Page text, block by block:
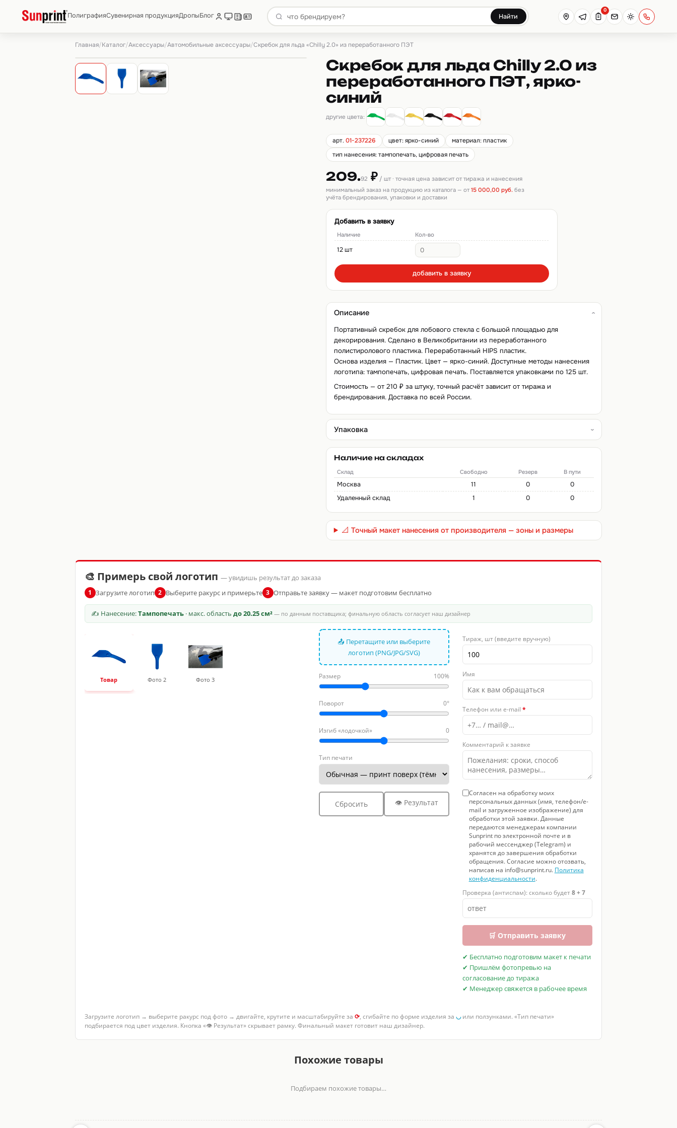
ПолиграфияСувенирная продукцияДропыБлог Найти
0
Главная/Каталог/Аксессуары/Автомобильные аксессуары/Скребок для льда «Chilly 2.0» из переработанного ПЭТ
Скребок для льда Chilly 2.0 из
переработанного ПЭТ, ярко-
синий
другие цвета:
арт.01-237226 цвет: ярко-синий
материал: пластик
тип нанесения: тампопечать, цифровая печать
209.92 ₽ / шт · точная цена зависит от тиража и нанесения
минимальный заказ на продукцию из каталога — от15 000,00 руб. без
учёта брендирования, упаковки и доставки
Добавить в заявку
Наличие Кол-во
12 шт
добавить в заявку
Описание
Портативный скребок для лобового стекла с большой площадью для
декорирования. Сделано в Великобритании из переработанного
полистиролового пластика. Переработанный HIPS пластик.
Основа изделия — Пластик. Цвет — ярко-синий. Доступные методы нанесения
логотипа: тампопечать, цифровая печать. Поставляется упаковками по 125 шт.
Стоимость — от 210 ₽ за штуку, точный расчёт зависит от тиража и
брендирования. Доставка по всей России.
Упаковка
Наличие на складах
Склад Свободно Резерв В пути
Москва 11 0
0
Удаленный склад
1 0 0
📐 Точный макет нанесения от производителя — зоны и размеры
🎨 Примерь свой логотип — увидишь результат до заказа
1 Загрузите логотип 2 Выберите ракурс и примерьте 3 Отправьте заявку — макет подготовим бесплатно
✍ Нанесение:Тампопечать· макс. область до 20.25 см²— по данным поставщика; финальную область согласует наш дизайнер
Товар Фото 2 Фото 3
📤 Перетащите или выберите
логотип (PNG/JPG/SVG)
Размер 100%
Поворот 0°
Изгиб «лодочкой» 0
Тип печати
Сбросить 👁 Результат
Тираж, шт (введите вручную)
Имя
Телефон или e-mail *
Комментарий к заявке
Согласен на обработку моих
персональных данных (имя, телефон/e-
mail и загруженное изображение) для
обработки этой заявки. Данные
передаются менеджерам компании
Sunprint по электронной почте и в
рабочий мессенджер (Telegram) и
хранятся до завершения обработки
обращения. Согласие можно отозвать,
написав на info@sunprint.ru. Политика
конфиденциальности.
Проверка (антиспам): сколько будет8 + 7
🛒 Отправить заявку
✔ Бесплатно подготовим макет к печати
✔ Пришлём фотопревью на
согласование до тиража
✔ Менеджер свяжется в рабочее время
Загрузите логотип → выберите ракурс под фото → двигайте, крутите и масштабируйте за ⟳, сгибайте по форме изделия за ◡или ползунками. «Тип печати»
подбирается под цвет изделия. Кнопка «👁 Результат» скрывает рамку. Финальный макет готовит наш дизайнер.